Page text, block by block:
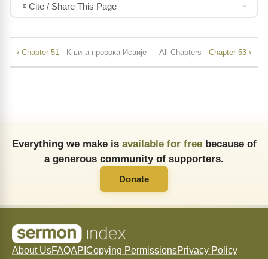
Cite / Share This Page
‹ Chapter 51 Књига пророка Исаије — All Chapters Chapter 53 ›
Everything we make is available for freebecause of
a generous community of supporters.
Donate
About UsFAQAPI Copying PermissionsPrivacy Policy